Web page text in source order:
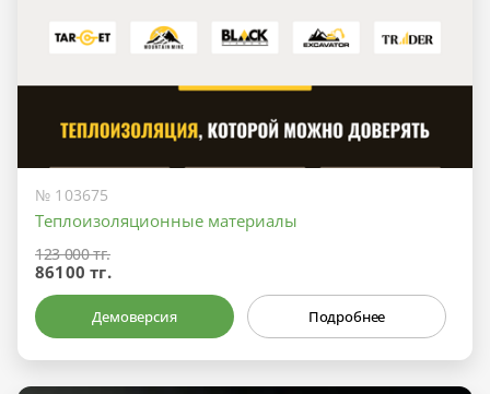
№ 103675
Теплоизоляционные материалы
123 000 тг.
86100 тг.
Демоверсия Подробнее